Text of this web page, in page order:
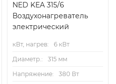
NED KEA 315/6
Воздухонагреватель
электрический
кВт, нагрев:
6 кВт
Диаметр.:
315 мм
Напряжение:
380 Вт